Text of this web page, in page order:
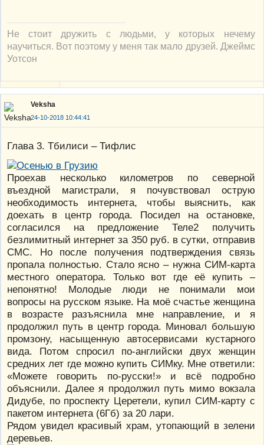
Не стоит дружить с людьми, у которых нечему
научиться. Вот поэтому у меня так мало друзей. Джеймс
Уотсон
Veksha
24-10-2018 10:44:41
Глава 3. Тбилиси – Тифлис
Проехав несколько километров по северной
въездной магистрали, я почувствовал острую
необходимость интернета, чтобы выяснить, как
доехать в центр города. Посидел на остановке,
согласился на предложение Теле2 получить
безлимитный интернет за 350 руб. в сутки, отправив
СМС. Но после получения подтверждения связь
пропала полностью. Стало ясно – нужна СИМ-карта
местного оператора. Только вот где её купить –
непонятно! Молодые люди не понимали мои
вопросы на русском языке. На моё счастье женщина
в возрасте разъяснила мне направление, и я
продолжил путь в центр города. Миновал большую
промзону, насыщенную автосервисами кустарного
вида. Потом спросил по-английски двух женщин
средних лет где можно купить СИМку. Мне ответили:
«Можете говорить по-русски!» и всё подробно
объяснили. Далее я продолжил путь мимо вокзала
Дидубе, по проспекту Церетели, купил СИМ-карту с
пакетом интернета (6Гб) за 20 лари.
Рядом увидел красивый храм, утопающий в зелени
деревьев.